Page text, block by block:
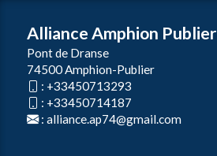
Alliance Amphion Publier
Pont de Dranse
74500 Amphion-Publier
: +33450713293
: +33450714187
: alliance.ap74@gmail.com